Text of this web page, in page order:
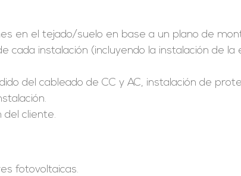
en el tejado/suelo en base a un plano de
cada instalación (incluyendo la instalación de
del cableado de CC y AC, instalación de
del cliente.
fotovoltaicas.